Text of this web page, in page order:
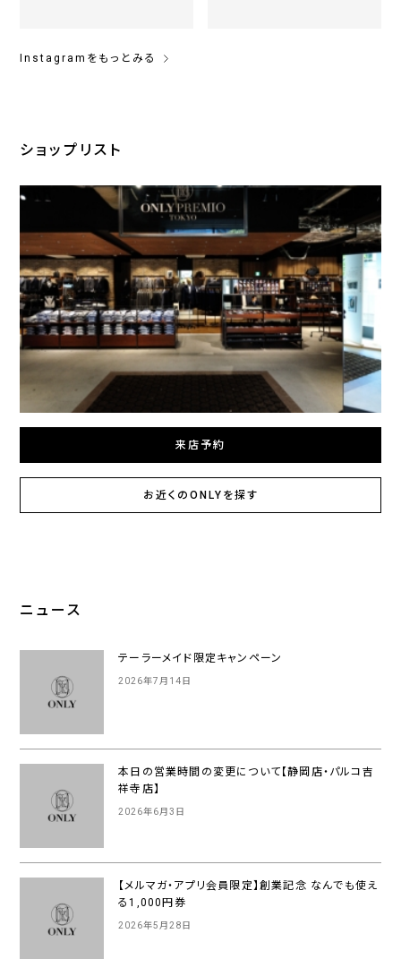
Instagramをもっとみる
ショップリスト
来店予約
お近くのONLYを探す
ニュース
テーラーメイド限定キャンペーン
2026年7月14日
本日の営業時間の変更について【静岡店・パルコ吉
祥寺店】
2026年6月3日
【メルマガ・アプリ会員限定】創業記念 なんでも使え
る1,000円券
2026年5月28日